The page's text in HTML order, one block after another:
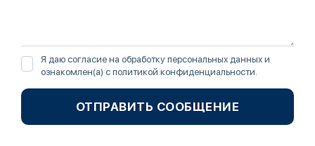
Я даю согласие на обработку персональных данных и
ознакомлен(а) с политикой конфиденциальности
ОТПРАВИТЬ СООБЩЕНИЕ